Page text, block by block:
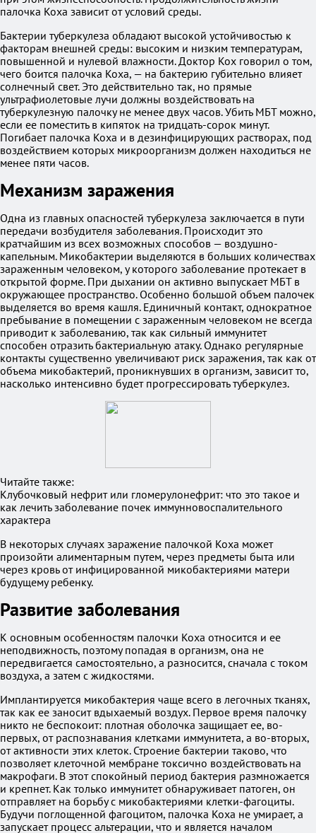
палочка Коха зависит от условий среды.
Бактерии туберкулеза обладают высокой устойчивостью к
факторам внешней среды: высоким и низким температурам,
повышенной и нулевой влажности. Доктор Кох говорил о том,
чего боится палочка Коха, — на бактерию губительно влияет
солнечный свет. Это действительно так, но прямые
ультрафиолетовые лучи должны воздействовать на
туберкулезную палочку не менее двух часов. Убить МБТ можно,
если ее поместить в кипяток на тридцать-сорок минут.
Погибает палочка Коха и в дезинфицирующих растворах, под
воздействием которых микроорганизм должен находиться не
менее пяти часов.
Механизм заражения
Одна из главных опасностей туберкулеза заключается в пути
передачи возбудителя заболевания. Происходит это
кратчайшим из всех возможных способов — воздушно-
капельным. Микобактерии выделяются в больших количествах
зараженным человеком, у которого заболевание протекает в
открытой форме. При дыхании он активно выпускает МБТ в
окружающее пространство. Особенно большой объем палочек
выделяется во время кашля. Единичный контакт, однократное
пребывание в помещении с зараженным человеком не всегда
приводит к заболеванию, так как сильный иммунитет
способен отразить бактериальную атаку. Однако регулярные
контакты существенно увеличивают риск заражения, так как от
объема микобактерий, проникнувших в организм, зависит то,
насколько интенсивно будет прогрессировать туберкулез.
Читайте также:
Клубочковый нефрит или гломерулонефрит: что это такое и
как лечить заболевание почек иммунновоспалительного
характера
В некоторых случаях заражение палочкой Коха может
произойти алиментарным путем, через предметы быта или
через кровь от инфицированной микобактериями матери
будущему ребенку.
Развитие заболевания
К основным особенностям палочки Коха относится и ее
неподвижность, поэтому попадая в организм, она не
передвигается самостоятельно, а разносится, сначала с током
воздуха, а затем с жидкостями.
Имплантируется микобактерия чаще всего в легочных тканях,
так как ее заносит вдыхаемый воздух. Первое время палочку
никто не беспокоит: плотная оболочка защищает ее, во-
первых, от распознавания клетками иммунитета, а во-вторых,
от активности этих клеток. Строение бактерии таково, что
позволяет клеточной мембране токсично воздействовать на
макрофаги. В этот спокойный период бактерия размножается
и крепнет. Как только иммунитет обнаруживает патоген, он
отправляет на борьбу с микобактериями клетки-фагоциты.
Будучи поглощенной фагоцитом, палочка Коха не умирает, а
запускает процесс альтерации, что и является началом